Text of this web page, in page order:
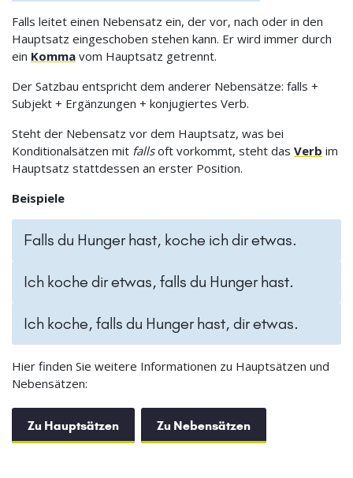
Falls leitet einen Nebensatz ein, der vor, nach oder in den
Hauptsatz eingeschoben stehen kann. Er wird immer durch
ein Komma vom Hauptsatz getrennt.
Der Satzbau entspricht dem anderer Nebensätze: falls +
Subjekt + Ergänzungen + konjugiertes Verb.
Steht der Nebensatz vor dem Hauptsatz, was bei
Konditionalsätzen mit fallsoft vorkommt, steht das Verb im
Hauptsatz stattdessen an erster Position.
Beispiele
Falls du Hunger hast, koche ich dir etwas.
Ich koche dir etwas, falls du Hunger hast.
Ich koche, falls du Hunger hast, dir etwas.
Hier finden Sie weitere Informationen zu Hauptsätzen und
Nebensätzen:
Zu Hauptsätzen Zu Nebensätzen